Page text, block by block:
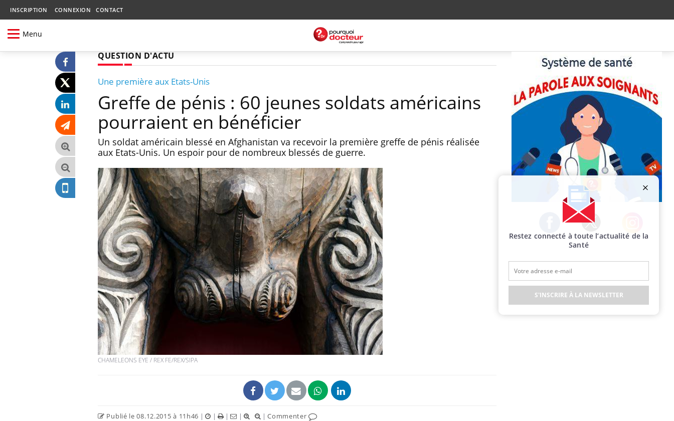
INSCRIPTION CONNEXION CONTACT
Menu
QUESTION D'ACTU
Une première aux Etats-Unis
Greffe de pénis : 60 jeunes soldats américains
pourraient en bénéficier
Un soldat américain blessé en Afghanistan va recevoir la première greffe de pénis réalisée
aux Etats-Unis. Un espoir pour de nombreux blessés de guerre.
CHAMELEONS EYE / REX FE/REX/SIPA
Publié le 08.12.2015 à 11h46 | | | | |Commenter
Facebook Twitter Instagram
Restez connecté à toute l’actualité de la
Santé
S'INSCRIRE À LA NEWSLETTER